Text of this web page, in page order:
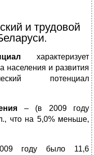
и трудовой
характеризует
населения и развития
потенциал
– (в 2009 году
что на 5,0% меньше,
году было 11,6